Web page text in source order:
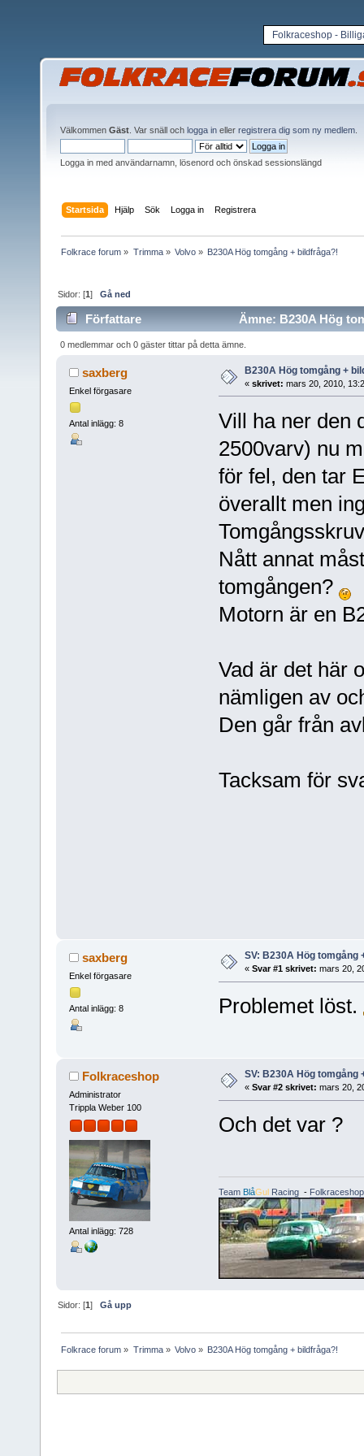
Folkraceshop -
Välkommen Gäst . Var snäll och logga in eller registrera dig som ny medlem
Logga in med användarnamn, lösenord och önskad sessionslängd
Startsida Hjälp Sök Logga in Registrera
Folkrace forum » Trimma» Volvo» B230A Hög tomgång + bildfråga?!
Sidor: [1]Gå ned
Författare Ämne: B230A Hög
0 medlemmar och 0 gäster tittar på detta ämne.
saxberg
Enkel förgasare
Antal inlägg: 8
B230A Hög tomgång +
« skrivet: mars 20, 2010,
Vill ha ner den
2500varv) nu
för fel, den tar
överallt men
Nått annat
tomgången?
Motorn är en
Vad är det här
nämligen av
Den går från
Tacksam för
saxberg
Enkel förgasare
Antal inlägg: 8
SV: B230A Hög tomgång
« Svar #1 skrivet: mars 20,
Problemet löst.
Folkraceshop
Administrator
Trippla Weber 100
Antal inlägg: 728
SV: B230A Hög tomgång
« Svar #2 skrivet: mars 20,
Och det var ?
Team BlåGulRacing- Folkraceshop
Sidor: [1]Gå upp
Folkrace forum » Trimma» Volvo» B230A Hög tomgång + bildfråga?!